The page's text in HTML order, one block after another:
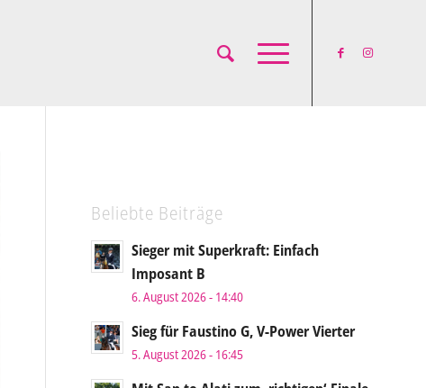
Beliebte Beiträge
Sieger mit Superkraft: Einfach
Imposant B
6. August 2026 - 14:40
Sieg für Faustino G, V-Power Vierter
5. August 2026 - 16:45